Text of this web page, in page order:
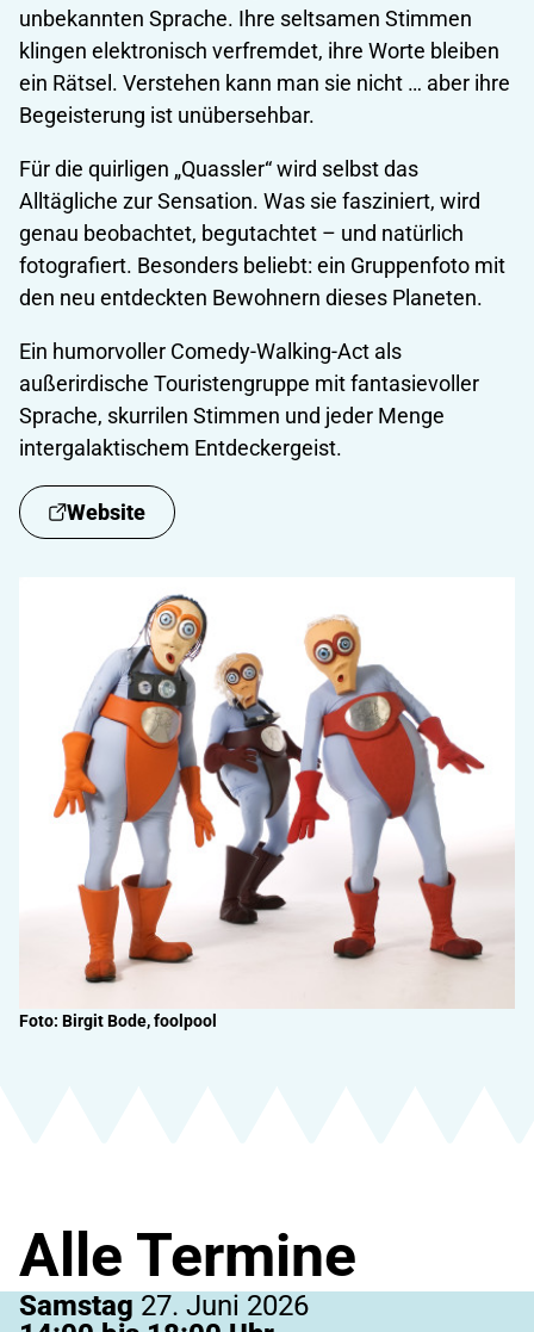
unbekannten Sprache. Ihre seltsamen Stimmen
klingen elektronisch verfremdet, ihre Worte bleiben
ein Rätsel. Verstehen kann man sie nicht … aber ihre
Begeisterung ist unübersehbar.
Für die quirligen „Quassler“ wird selbst das
Alltägliche zur Sensation. Was sie fasziniert, wird
genau beobachtet, begutachtet – und natürlich
fotografiert. Besonders beliebt: ein Gruppenfoto mit
den neu entdeckten Bewohnern dieses Planeten.
Ein humorvoller Comedy-Walking-Act als
außerirdische Touristengruppe mit fantasievoller
Sprache, skurrilen Stimmen und jeder Menge
intergalaktischem Entdeckergeist.
Website
Foto: Birgit Bode, foolpool
Alle Termine
Samstag 27. Juni 2026